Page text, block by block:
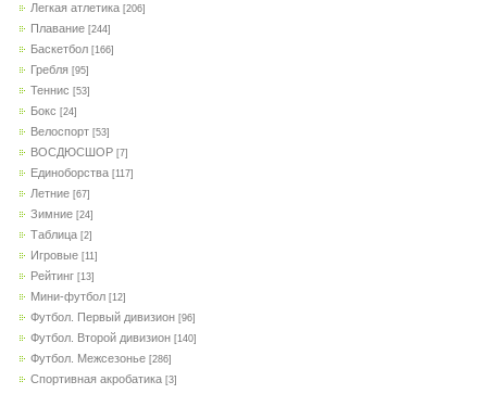
Легкая атлетика [206]
Плавание [244]
Баскетбол [166]
Гребля [95]
Теннис [53]
Бокс [24]
Велоспорт [53]
ВОСДЮСШОР [7]
Единоборства [117]
Летние [67]
Зимние [24]
Таблица [2]
Игровые [11]
Рейтинг [13]
Мини-футбол [12]
Футбол. Первый дивизион [96]
Футбол. Второй дивизион [140]
Футбол. Межсезонье [286]
Спортивная акробатика [3]